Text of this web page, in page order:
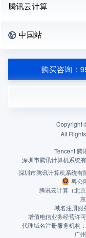
腾讯云计算
中国站
购买咨询：
Copyright
All
Tencent 腾
深圳市腾讯计算机系统
深圳市腾讯计算机系统有
粤公
腾讯云计算（北
域名注册服
增值电信业务经营许
代理域名注册服务机构
广